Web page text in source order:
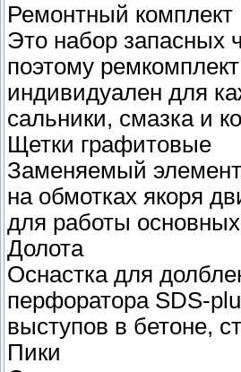
Ремонтный комплект
Это набор запасных
поэтому
индивидуален для
сальники, смазка и
Щетки графитовые
Заменяемый
на обмотках якоря
для работы
Долота
Оснастка для
перфоратора SDS-
выступов в бетоне,
Пики